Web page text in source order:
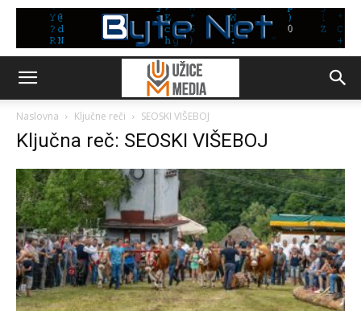
Naslovna Ključne reči SEOSKI VIŠEBOJ
Ključna reč: SEOSKI VIŠEBOJ